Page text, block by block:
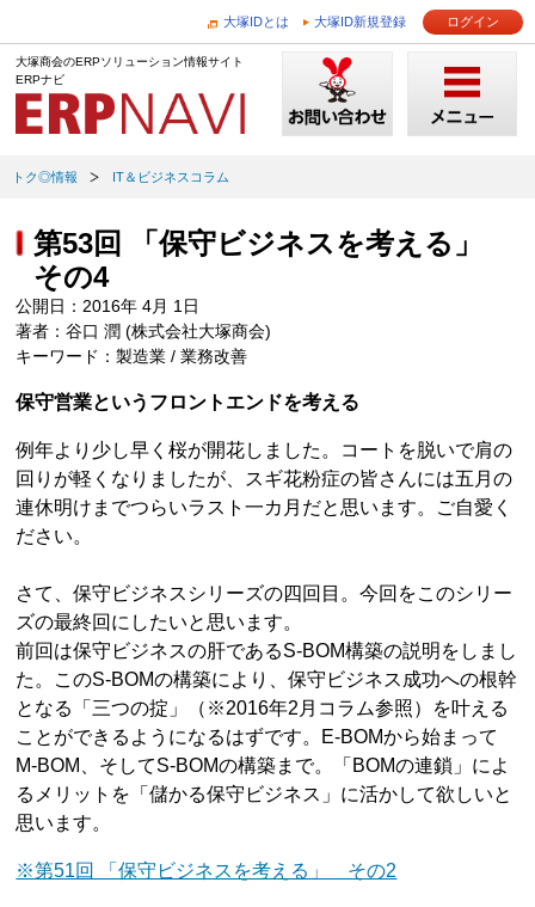
大塚IDとは 大塚ID新規登録 ログイン
大塚商会のERPソリューション情報サイト
ERPナビ
トク◎情報 IT＆ビジネスコラム
第53回 「保守ビジネスを考える」
その4
公開日：2016年 4月 1日
著者：谷口 潤 (株式会社大塚商会)
キーワード：製造業 / 業務改善
保守営業というフロントエンドを考える
例年より少し早く桜が開花しました。コートを脱いで肩の
回りが軽くなりましたが、スギ花粉症の皆さんには五月の
連休明けまでつらいラスト一カ月だと思います。ご自愛く
ださい。
さて、保守ビジネスシリーズの四回目。今回をこのシリー
ズの最終回にしたいと思います。
前回は保守ビジネスの肝であるS-BOM構築の説明をしまし
た。このS-BOMの構築により、保守ビジネス成功への根幹
となる「三つの掟」（※2016年2月コラム参照）を叶える
ことができるようになるはずです。E-BOMから始まって
M-BOM、そしてS-BOMの構築まで。「BOMの連鎖」によ
るメリットを「儲かる保守ビジネス」に活かして欲しいと
思います。
※第51回 「保守ビジネスを考える」 その2